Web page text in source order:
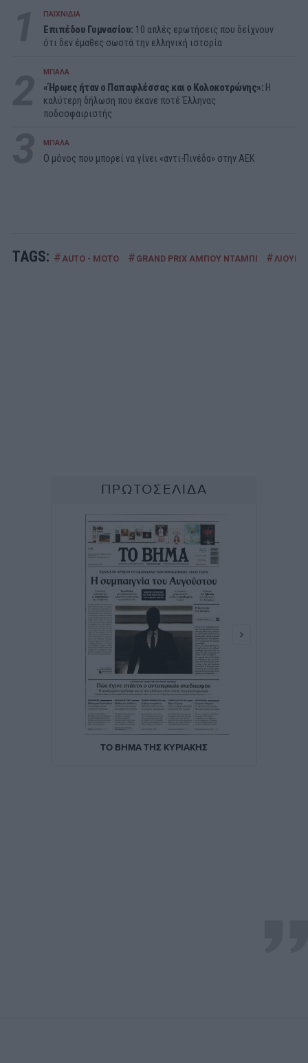
ΠΑΙΧΝΙΔΙΑ
Επιπέδου Γυμνασίου: 10 απλές ερωτήσεις που δείχνουν
ότι δεν έμαθες σωστά την ελληνική ιστορία
ΜΠΑΛΑ
«Ήρωες ήταν ο Παπαφλέσσας και ο Κολοκοτρώνης»: Η
καλύτερη δήλωση που έκανε ποτέ Έλληνας
ποδοσφαιριστής
ΜΠΑΛΑ
Ο μόνος που μπορεί να γίνει «αντι-Πινέδα» στην ΑΕΚ
TAGS: # AUTO - MOTO # GRAND PRIX ΑΜΠΟΥ ΝΤΑΜΠΙ #